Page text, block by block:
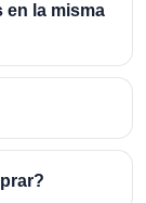
la misma